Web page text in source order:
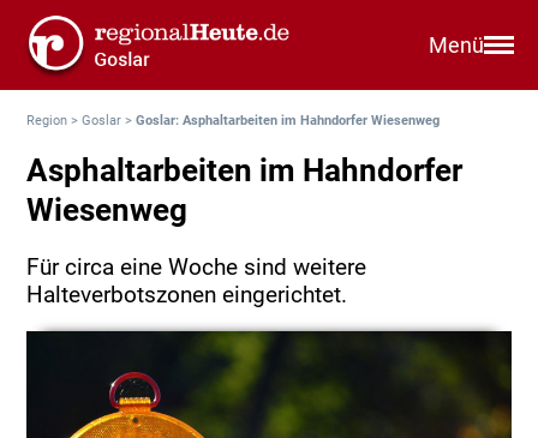
Menü
Region >Goslar >Goslar: Asphaltarbeiten im Hahndorfer Wiesenweg
Asphaltarbeiten im Hahndorfer
Wiesenweg
Für circa eine Woche sind weitere
Halteverbotszonen eingerichtet.